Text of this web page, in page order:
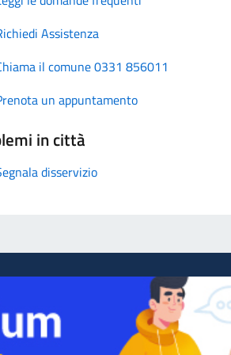
Assistenza
il comune 0331 856011
un appuntamento
in città
disservizio